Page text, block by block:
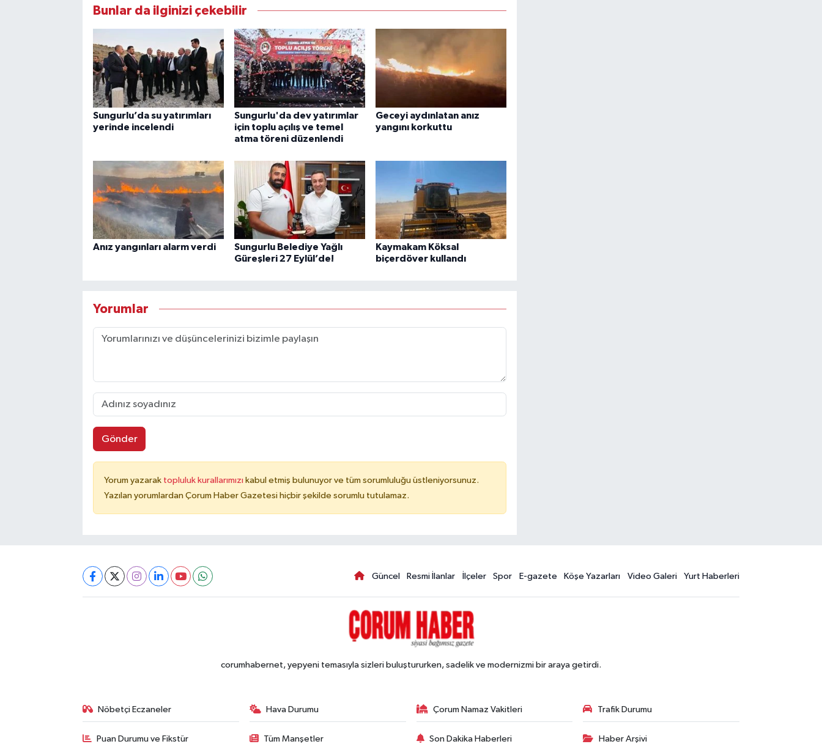
Bunlar da ilginizi çekebilir
Sungurlu’da su yatırımları
yerinde incelendi
Sungurlu'da dev yatırımlar
için toplu açılış ve temel
atma töreni düzenlendi
Geceyi aydınlatan anız
yangını korkuttu
Anız yangınları alarm verdi
Sungurlu Belediye Yağlı
Güreşleri 27 Eylül’de!
Kaymakam Köksal
biçerdöver kullandı
Yorumlar
Gönder
Yorum yazarak topluluk kurallarımızı kabul etmiş bulunuyor ve tüm sorumluluğu üstleniyorsunuz.
Yazılan yorumlardan Çorum Haber Gazetesi hiçbir şekilde sorumlu tutulamaz.
Güncel Resmi İlanlar İlçeler Spor E-gazete Köşe Yazarları Video Galeri Yurt Haberleri
corumhabernet, yepyeni temasıyla sizleri buluştururken, sadelik ve modernizmi bir araya getirdi.
Nöbetçi Eczaneler Hava Durumu Çorum Namaz Vakitleri Trafik Durumu
Puan Durumu ve Fikstür Tüm Manşetler Son Dakika Haberleri Haber Arşivi